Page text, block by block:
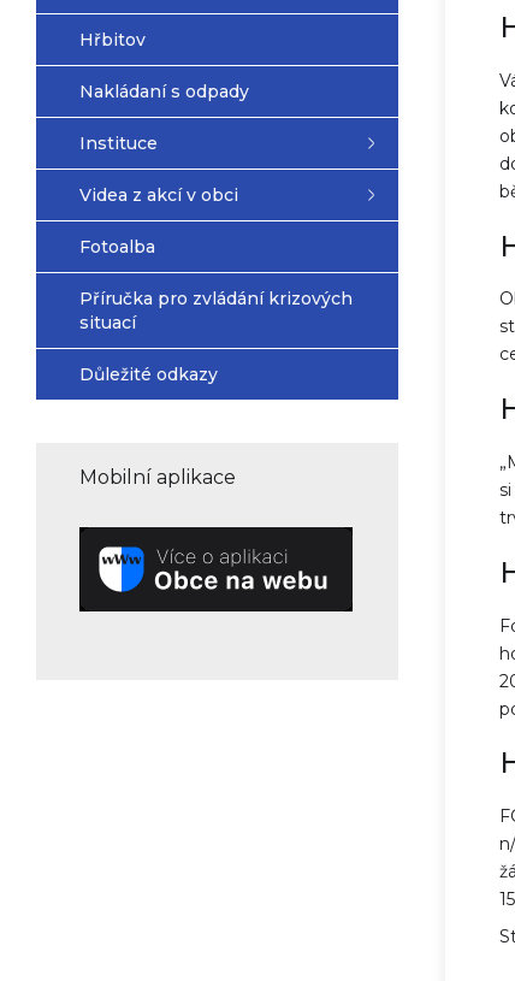
Hřbitov
Nakládaní s odpady
Instituce
Videa z akcí v obci
Fotoalba
Příručka pro zvládání krizových
situací
Důležité odkazy
Mobilní aplikace